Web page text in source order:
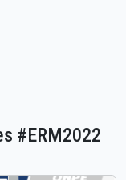
#ERM2022